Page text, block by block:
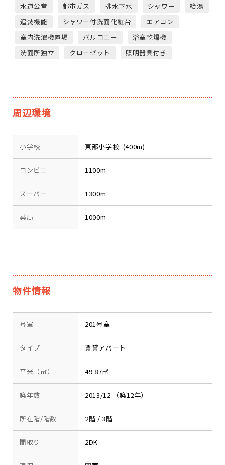
水道公営 都市ガス 排水下水 シャワー
給湯
追焚機能
シャワー付洗面化粧台
エアコン
室内洗濯機置場
バルコニー
浴室乾燥機
洗面所独立
クローゼット 照明器具付き
周辺環境
小学校 東部小学校 (400m)
コンビニ 1100m
スーパー 1300m
薬局 1000m
物件情報
号室 201号室
タイプ 賃貸アパート
平米（㎡） 49.87㎡
築年数 2013/12 （築12年）
所在階/階数 2階 / 3階
間取り 2DK